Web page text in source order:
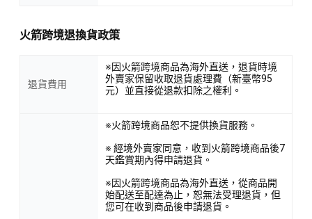
火箭跨境退換貨政策
退貨費用
※因火箭跨境商品為海外直送，退貨時境
外賣家保留收取退貨處理費（新臺幣95
元）並直接從退款扣除之權利。
※火箭跨境商品恕不提供換貨服務。
※ 經境外賣家同意，收到火箭跨境商品後7
天鑑賞期內得申請退貨。
※因火箭跨境商品為海外直送，從商品開
始配送至配達為止，恕無法受理退貨，但
您可在收到商品後申請退貨。